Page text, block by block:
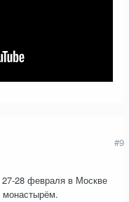
#9
28 февраля в Москве